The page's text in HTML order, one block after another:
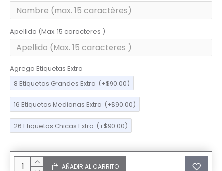
Apellido (Max. 15 caracteres )
Agrega Etiquetas Extra
8 Etiquetas Grandes Extra (+$90.00)
16 Etiquetas Medianas Extra (+$90.00)
26 Etiquetas Chicas Extra (+$90.00)
AÑADIR AL CARRITO